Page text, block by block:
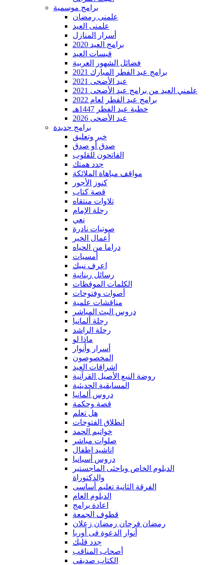
برامج موسمية
علمنى رمضان
علمنى العيد
أسرار المنازل
برامج العيد 2020
قبسات العيد
فضائل الشهور العربية
برامج عيد الفطر المبارك 2021
عيد الأضحى 2021
علمني العيد من برامج عيد الأضحى 2021
برامج عيد الفطر لعام 2022
خطبة عيد الفطر 1447هـ
عيد الأضحى 2026
برامج جديدة
خبر وتعليق
صدق أو صدق
الفاتحون للقلوب
جدد همتك
مواقف مباهاة الملائكة
كنوز الأجور
قصة كتاب
تلاوات منتقاه
رحلة الإمام
نعي
صوتيات نادرة
أعمال الخير
دراما من الحياه
أمسيات
اعرف نبيك
رسائل ربنانية
الكلمات الموقظات
أصوات وفتوحات
مناقشات علمية
دروس البث المباشر
رحلة ألمانيا
رحلة الراشد
ماذا لو
أسرار وأنوار
المخصوصون
اشراقات العيد
روضة النبع الأصيل القرآنية
المسابقية الحديثية
دروس ألمانيا
قصة وحكمة
هل تعلم
انطلاق الفتوحات
خواتيم الحمد
صلوات مباشر
اناشيد اطفال
دروس أسبانيا
الدبلوم الخاص وباحثى الماجستير
والدكتوراة
الفرقة الثانية تعليم أساسى
الدبلوم العام
اعادة برامج
قطوف الجمعة
رمضان فرحان رمضان زعلان
أنوار الدعوة فى أوربا
جدد قلبك
أصحاب المناقب
الكتاب صديقى